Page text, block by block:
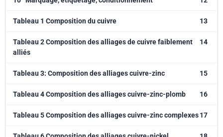
Tableau 1 Composition du cuivre 13
Tableau 2 Composition des alliages de cuivre faiblement
alliés
14
Tableau 3: Composition des alliages cuivre-zinc 15
Tableau 4 Composition des alliages cuivre-zinc-plomb 16
Tableau 5 Composition des alliages cuivre-zinc complexes17